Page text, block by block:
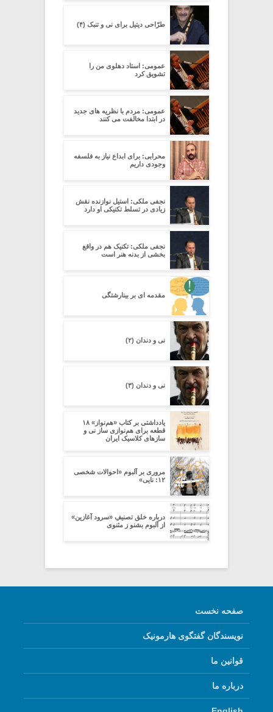
طرّاحی دیتیل برای نی و تنبک (۴)
عمومی: استاد دهلوی من را
تشویق کرد
عمومی: مردم با نظریه های جدید
در ابتدا مخالفت می کنند
محرابی: برای ابداع نیاز به فلسفه
وجودی داریم
نجفی ملکی: استیل نوازنده نقش
زیادی در تسلط تکنیکی او دارد
نجفی ملکی: تکنیک هم در واقع
بخشی از بدنه هنر است
مقدمه ای بر بینارشتگی
نی و دندان (۲)
نی و دندان (۳)
یادداشتی بر کتاب «هم‌نواز» ۱۸
قطعه برای هم‌نوازی ساز نی و
سازهای کلاسیک ایران
مروری بر آلبوم «احوالات شخصی
۱۲: نایی»
درباره خلق تصنیفِ «سرود آغازین»
از آلبوم بشنو ز مثنوی
صفحه نخست
نویسندگان گفتگوی هارمونیک
قوانین ما
درباره ما